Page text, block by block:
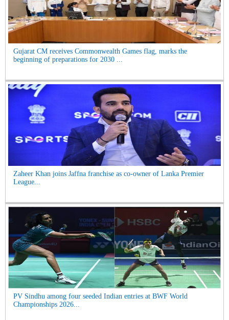
Gujarat CM receives Commonwealth Games flag, marks the
beginning of preparations for 2030 ...
Zaheer Khan joins Jaffna franchise as co-owner of Lanka Premier
League...
PV Sindhu among four seeded Indian entries at BWF World
Championships 2026...